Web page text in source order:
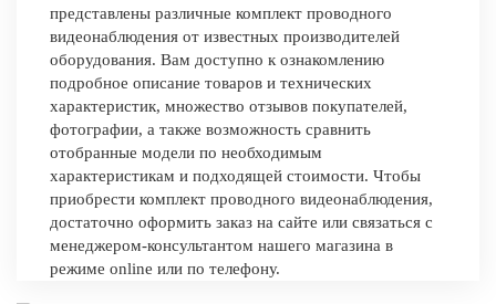
представлены различные комплект проводного
видеонаблюдения от известных производителей
оборудования. Вам доступно к ознакомлению
подробное описание товаров и технических
характеристик, множество отзывов покупателей,
фотографии, а также возможность сравнить
отобранные модели по необходимым
характеристикам и подходящей стоимости. Чтобы
приобрести комплект проводного видеонаблюдения,
достаточно оформить заказ на сайте или связаться с
менеджером-консультантом нашего магазина в
режиме online или по телефону.